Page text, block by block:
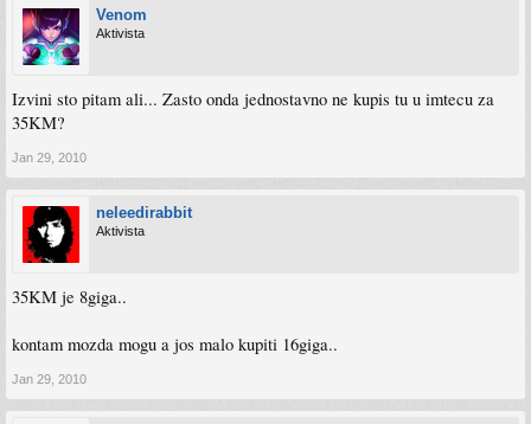
Venom
Aktivista
Izvini sto pitam ali... Zasto onda jednostavno ne kupis tu u imtecu za
35KM?
Jan 29, 2010
neleedirabbit
Aktivista
35KM je 8giga..
kontam mozda mogu a jos malo kupiti 16giga..
Jan 29, 2010